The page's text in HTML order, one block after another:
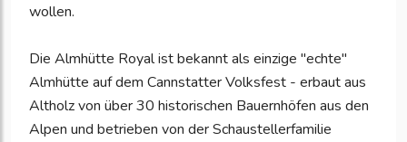
wollen.
Die Almhütte Royal ist bekannt als einzige "echte"
Almhütte auf dem Cannstatter Volksfest - erbaut aus
Altholz von über 30 historischen Bauernhöfen aus den
Alpen und betrieben von der Schaustellerfamilie